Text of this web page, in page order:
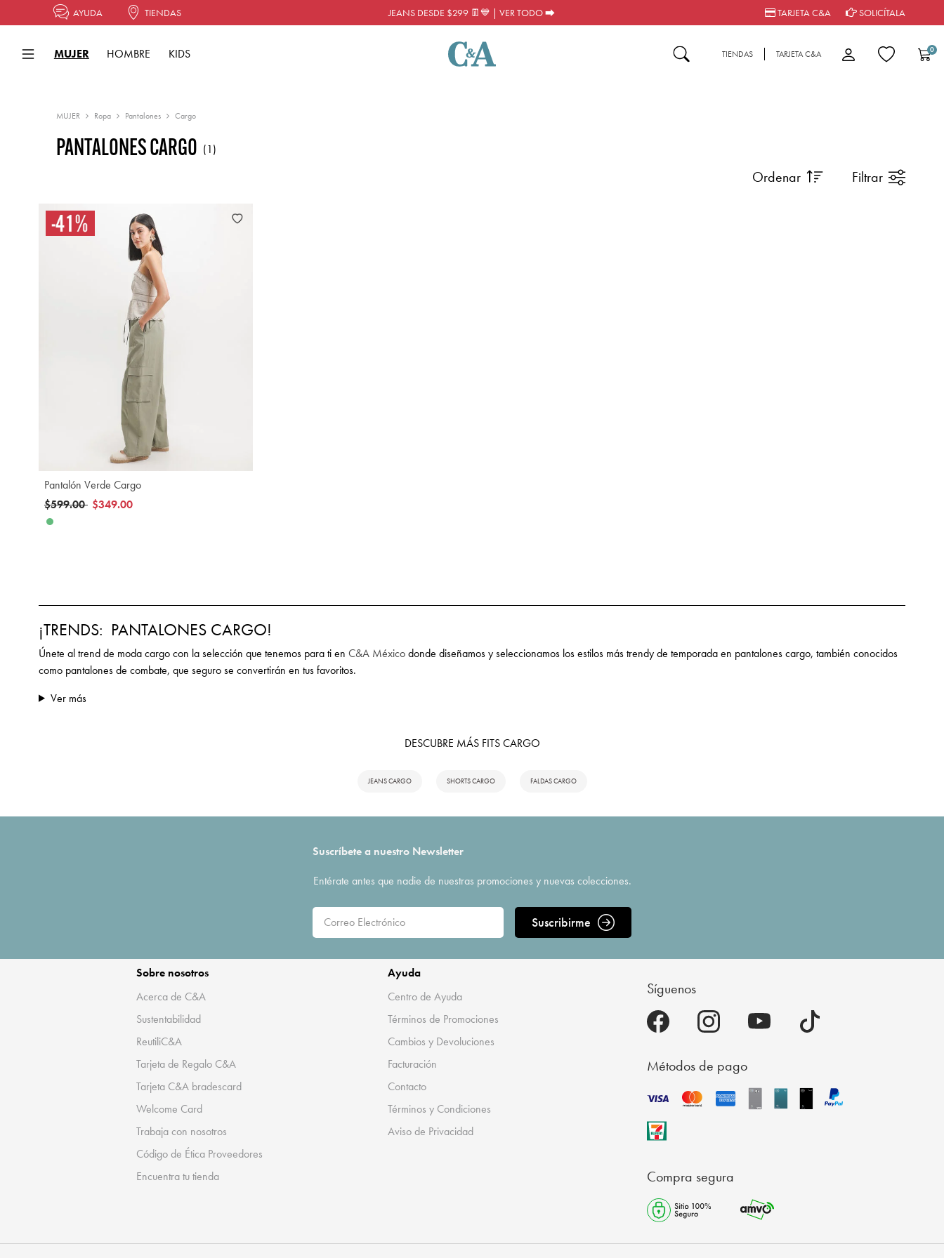
AYUDA TIENDAS JEANS DESDE $299 👖💙 | VER TODO ⮕ TARJETA C&A SOLICÍTALA
MUJER HOMBRE KIDS TIENDAS TARJETA C&A 0
MUJER Ropa Pantalones Cargo
PANTALONES CARGO (1)
Ordenar Filtrar
Pantalón Verde Cargo
Precio reducido de
$599.00a$349.00
¡TRENDS: PANTALONES CARGO!
Únete al trend de moda cargo con la selección que tenemos para ti en C&A Méxicodonde diseñamos y seleccionamos los estilos más trendy de temporada en pantalones cargo, también conocidos
como pantalones de combate, que seguro se convertirán en tus favoritos.
Ver más
DESCUBRE MÁS FITS CARGO
JEANS CARGO SHORTS CARGO FALDAS CARGO
Suscríbete a nuestro Newsletter
Entérate antes que nadie de nuestras promociones y nuevas colecciones.
Suscribirme
Sobre nosotros
Acerca de C&A
Sustentabilidad
ReutiliC&A
Tarjeta de Regalo C&A
Tarjeta C&A bradescard
Welcome Card
Trabaja con nosotros
Código de Ética Proveedores
Encuentra tu tienda
Ayuda
Centro de Ayuda
Términos de Promociones
Cambios y Devoluciones
Facturación
Contacto
Términos y Condiciones
Aviso de Privacidad
Síguenos
Métodos de pago
Compra segura